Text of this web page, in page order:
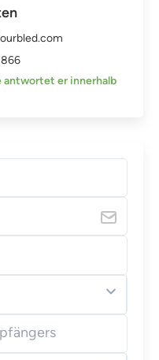
antwortet er innerhalb